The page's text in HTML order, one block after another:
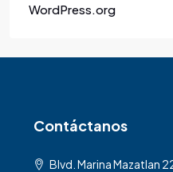
WordPress.org
Contáctanos
Blvd. Marina Mazatlan